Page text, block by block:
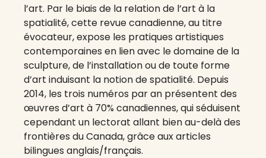
l’art. Par le biais de la relation de l’art à la
spatialité, cette revue canadienne, au titre
évocateur, expose les pratiques artistiques
contemporaines en lien avec le domaine de la
sculpture, de l’installation ou de toute forme
d’art induisant la notion de spatialité. Depuis
2014, les trois numéros par an présentent des
œuvres d’art à 70% canadiennes, qui séduisent
cependant un lectorat allant bien au-delà des
frontières du Canada, grâce aux articles
bilingues anglais/français.